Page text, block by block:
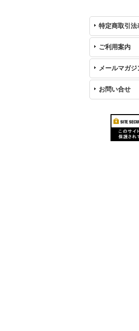
特定商取引法
ご利用案内
メールマガジ
お問い合せ